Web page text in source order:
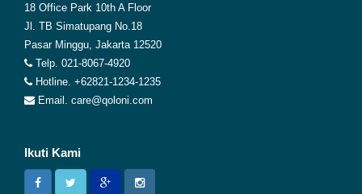
18 Office Park 10th A Floor
Jl. TB Simatupang No.18
Pasar Minggu, Jakarta 12520
Telp. 021-8067-4920
Hotline. +62821-1234-1235
Email. care@qoloni.com
Ikuti Kami